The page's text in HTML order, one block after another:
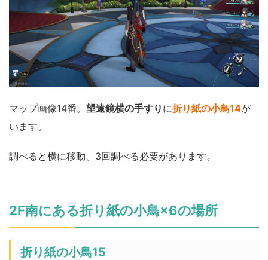
マップ画像14番。 望遠鏡横の手すり に折り紙の小鳥14が
います。
調べると横に移動、3回調べる必要があります。
2F南にある折り紙の小鳥×6の場所
折り紙の小鳥15